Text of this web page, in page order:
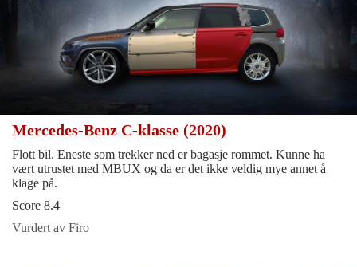
Mercedes-Benz C-klasse (2020)
Flott bil. Eneste som trekker ned er bagasje rommet. Kunne ha
vært utrustet med MBUX og da er det ikke veldig mye annet å
klage på.
Score 8.4
Vurdert av Firo